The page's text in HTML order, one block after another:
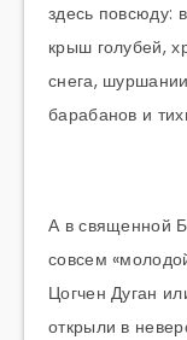
здесь повсюду:
крыш голубей,
снега,
барабанов и
А в священной
совсем
Цогчен Дуган
открыли в